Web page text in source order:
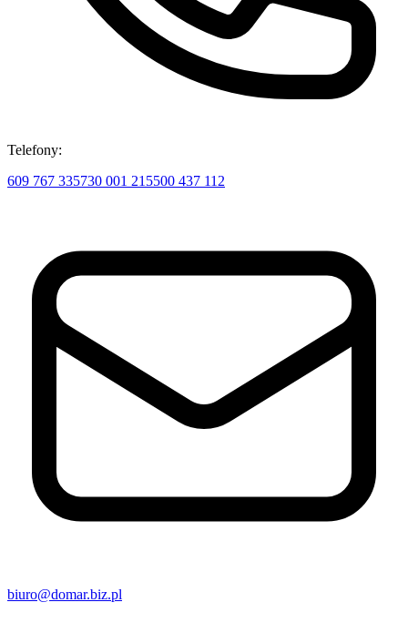
Telefony:
609 767 335730 001 215500 437 112
biuro@domar.biz.pl